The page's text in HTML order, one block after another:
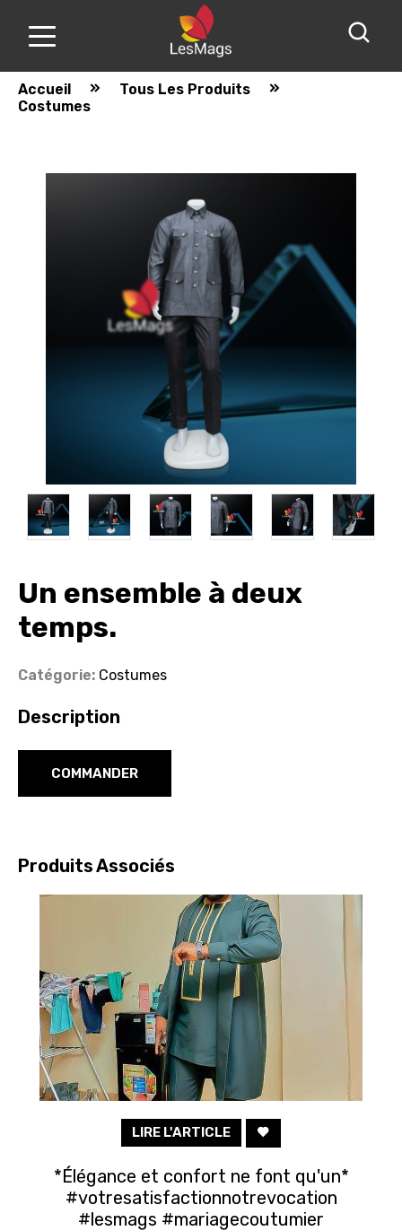
Nos
produits
A
propos
Blog
Nos
Contact
Inscription/Connexion
Accueil
Tous Les Produits
Costumes
Un ensemble à deux
temps.
Catégorie: Costumes
Description
COMMANDER
Produits Associés
LIRE L'ARTICLE
*Élégance et confort ne font qu'un*
#votresatisfactionnotrevocation
#lesmags #mariagecoutumier